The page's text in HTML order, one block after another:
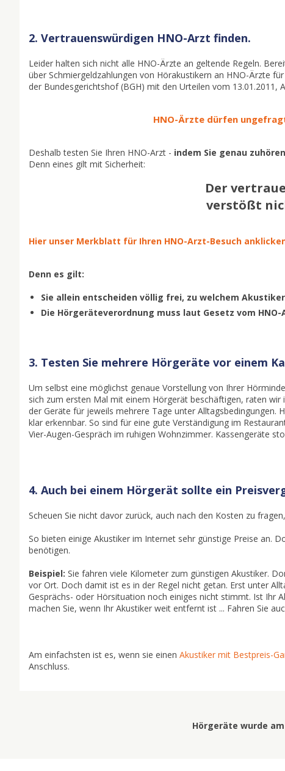
2. Vertrauenswürdigen HNO-Arzt finden.
Leider halten sich nicht alle HNO-Ärzte an geltende Regeln.
über Schmiergeldzahlungen von Hörakustikern an HNO-Ärzte
der Bundesgerichtshof (BGH) mit den Urteilen vom 13.01.2011,
HNO-Ärzte dürfen
Deshalb testen Sie Ihren HNO-Arzt - indem Sie genau
Denn eines gilt mit Sicherheit:
Der
verstößt
Hier unser Merkblatt für Ihren HNO-Arzt-Besuch
Denn es gilt:
Sie allein entscheiden völlig frei, zu welchem
Die Hörgeräteverordnung muss laut Gesetz vom
3. Testen Sie mehrere Hörgeräte vor einem
Um selbst eine möglichst genaue Vorstellung von Ihrer
sich zum ersten Mal mit einem Hörgerät beschäftigen, raten
der Geräte für jeweils mehrere Tage unter Alltagsbedingungen.
klar erkennbar. So sind für eine gute Verständigung im
Vier-Augen-Gespräch im ruhigen Wohnzimmer. Kassengeräte
4. Auch bei einem Hörgerät sollte ein
Scheuen Sie nicht davor zurück, auch nach den Kosten zu
So bieten einige Akustiker im Internet sehr günstige Preise an.
benötigen.
Beispiel: Sie fahren viele Kilometer zum günstigen Akustiker.
vor Ort. Doch damit ist es in der Regel nicht getan. Erst unter
Gesprächs- oder Hörsituation noch einiges nicht stimmt. Ist Ihr
machen Sie, wenn Ihr Akustiker weit entfernt ist ... Fahren Sie
Am einfachsten ist es, wenn sie einen Akustiker mit Bestpreis-
Anschluss.
Hörgeräte wurde am